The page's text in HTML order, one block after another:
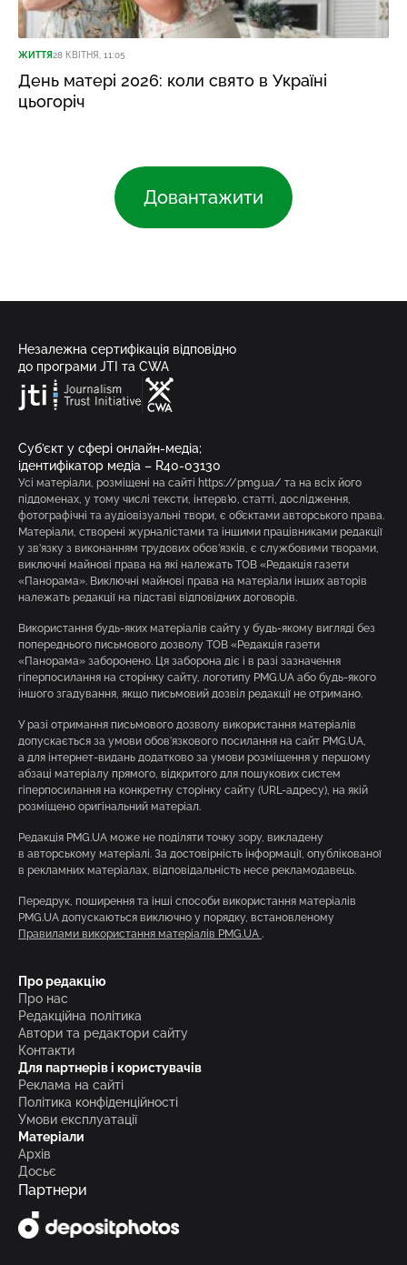
ЖИТТЯ28 КВІТНЯ, 11:05
День матері 2026: коли свято в Україні
цьогоріч
Довантажити
Незалежна сертифікація відповідно
до програми JTI та CWA
Суб’єкт у сфері онлайн-медіа;
ідентифікатор медіа – R40-03130
Усі матеріали, розміщені на сайті https://pmg.ua/ та на всіх його
піддоменах, у тому числі тексти, інтерв’ю, статті, дослідження,
фотографічні та аудіовізуальні твори, є об’єктами авторського права.
Матеріали, створені журналістами та іншими працівниками редакції
у зв’язку з виконанням трудових обов’язків, є службовими творами,
виключні майнові права на які належать ТОВ «Редакція газети
«Панорама». Виключні майнові права на матеріали інших авторів
належать редакції на підставі відповідних договорів.
Використання будь-яких матеріалів сайту у будь-якому вигляді без
попереднього письмового дозволу ТОВ «Редакція газети
«Панорама» заборонено. Ця заборона діє і в разі зазначення
гіперпосилання на сторінку сайту, логотипу PMG.UA або будь-якого
іншого згадування, якщо письмовий дозвіл редакції не отримано.
У разі отримання письмового дозволу використання матеріалів
допускається за умови обов’язкового посилання на сайт PMG.UA,
а для інтернет-видань додатково за умови розміщення у першому
абзаці матеріалу прямого, відкритого для пошукових систем
гіперпосилання на конкретну сторінку сайту (URL-адресу), на якій
розміщено оригінальний матеріал.
Редакція PMG.UA може не поділяти точку зору, викладену
в авторському матеріалі. За достовірність інформації, опублікованої
в рекламних матеріалах, відповідальність несе рекламодавець.
Передрук, поширення та інші способи використання матеріалів
PMG.UA допускаються виключно у порядку, встановленому
Правилами використання матеріалів PMG.UA .
Про редакцію
Про нас
Редакційна політика
Автори та редактори сайту
Контакти
Для партнерів і користувачів
Реклама на сайті
Політика конфіденційності
Умови експлуатації
Матеріали
Архів
Досьє
Партнери